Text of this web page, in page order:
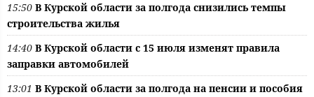
15:50 В Курской области за полгода снизились темпы
строительства жилья
14:40 В Курской области с 15 июля изменят правила
заправки автомобилей
13:01 В Курской области за полгода на пенсии и пособия